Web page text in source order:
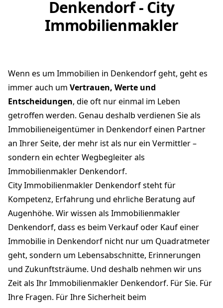
Denkendorf - City
Immobilienmakler
Wenn es um Immobilien in Denkendorf geht, geht es
immer auch um Vertrauen, Werte und
Entscheidungen, die oft nur einmal im Leben
getroffen werden. Genau deshalb verdienen Sie als
Immobilieneigentümer in Denkendorf einen Partner
an Ihrer Seite, der mehr ist als nur ein Vermittler –
sondern ein echter Wegbegleiter als
Immobilienmakler Denkendorf.
City Immobilienmakler Denkendorf steht für
Kompetenz, Erfahrung und ehrliche Beratung auf
Augenhöhe. Wir wissen als Immobilienmakler
Denkendorf, dass es beim Verkauf oder Kauf einer
Immobilie in Denkendorf nicht nur um Quadratmeter
geht, sondern um Lebensabschnitte, Erinnerungen
und Zukunftsträume. Und deshalb nehmen wir uns
Zeit als Ihr Immobilienmakler Denkendorf. Für Sie. Für
Ihre Fragen. Für Ihre Sicherheit beim